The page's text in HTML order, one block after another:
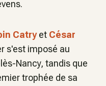
Catryet César
s'est imposé au
Nancy, tandis que
trophée de sa